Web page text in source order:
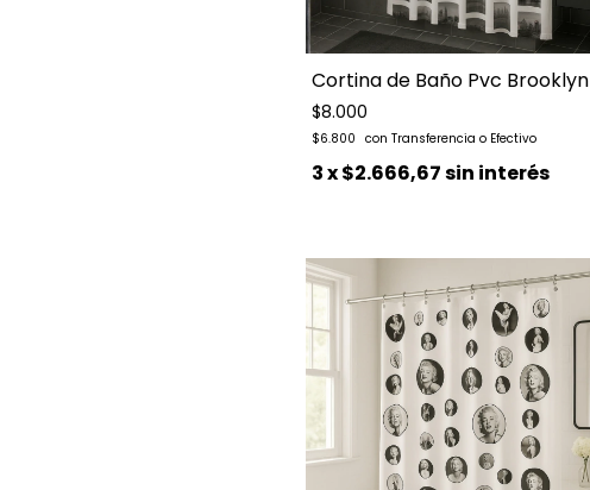
Cortina de Baño Pvc Brooklyn
$8.000
$6.800
3x$2.666,67sin interés